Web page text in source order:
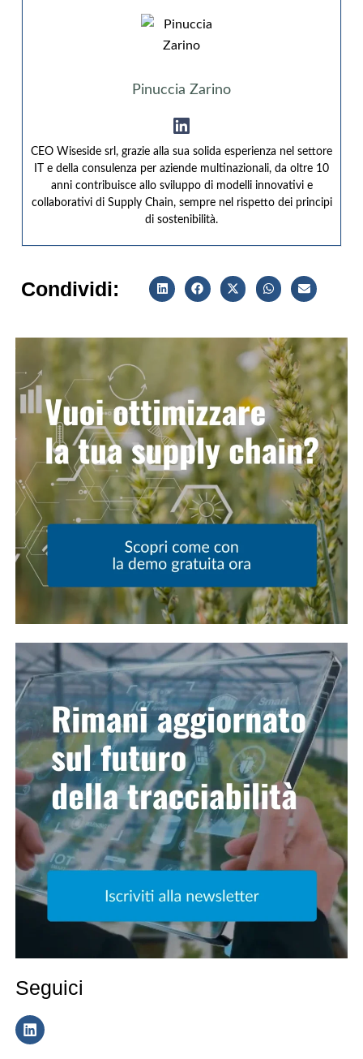
Pinuccia Zarino
CEO Wiseside srl, grazie alla sua solida esperienza nel settore
IT e della consulenza per aziende multinazionali, da oltre 10
anni contribuisce allo sviluppo di modelli innovativi e
collaborativi di Supply Chain, sempre nel rispetto dei principi
di sostenibilità.
Condividi:
Seguici